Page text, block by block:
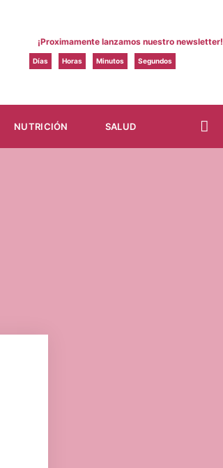
¡Proximamente lanzamos nuestro newsletter!
Días Horas Minutos Segundos
NUTRICIÓN SALUD